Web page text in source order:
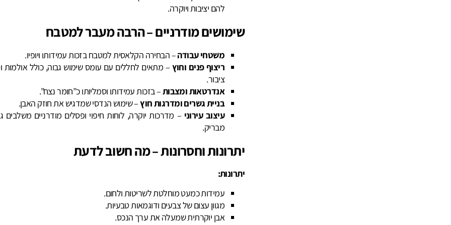
להם יציבות ויוקרה.
שימושים מודרניים – הרבה מעבר למטבח
משטחי עבודה– הבחירה הקלאסית למטבח בזכות עמידותו ויופיו.
ריצוף פנים וחוץ – מתאים לחללים עם עומס שימוש גבוה, כולל אולמות
ציבור.
אנדרטאות ומצבות– בזכות עמידותו וסמליותו כ”חומר נצח”.
בניית גשרים ומדרגות חוץ– שימוש הנדסי שמדגיש את חוזק האבן.
עיצוב עירוני – מדרכות יוקרה, לוחות חיפוי ופסלים מודרניים משלבים
מבריק.
יתרונות וחסרונות – מה חשוב לדעת
יתרונות:
עמידות כמעט מוחלטת לשריטות ולחום.
מגוון עצום של צבעים ודוגמאות טבעיות.
אבן יוקרתית שמעלה את ערך הנכס.